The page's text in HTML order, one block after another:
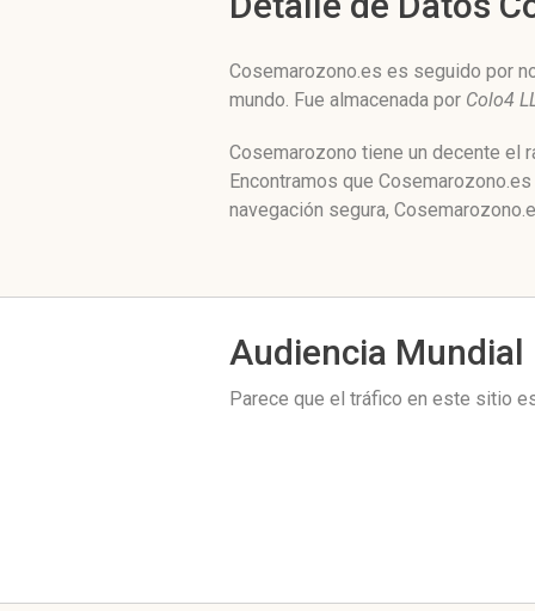
Cosemarozono.es es seguido por
mundo. Fue almacenada por Colo4
Cosemarozono tiene un decente el
Encontramos que
navegación segura,
Audiencia Mundial
Parece que el tráfico en este sitio